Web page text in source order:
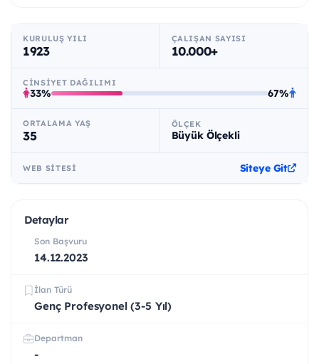
KURULUŞ YILI
1923
ÇALIŞAN SAYISI
10.000+
CINSIYET DAĞILIMI
33% 67%
ORTALAMA YAŞ
35
ÖLÇEK
Büyük Ölçekli
WEB SITESI Siteye Git
Detaylar
Son Başvuru
14.12.2023
İlan Türü
Genç Profesyonel (3-5 Yıl)
Departman
-